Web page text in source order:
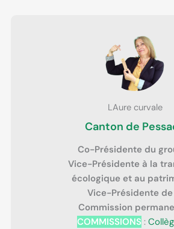
LAure curvale
Canton de
Co-Présidente du
Vice-Présidente à la
écologique et au
Vice-Présidente de
Commission
COMMISSIONS :